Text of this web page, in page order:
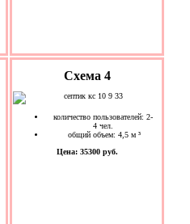
Схема 4
количество пользователей: 2-
4 чел.
общий объем: 4,5 м ³
Цена: 35300 руб.